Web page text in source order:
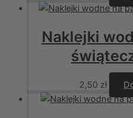
Naklejki
2,50 zł